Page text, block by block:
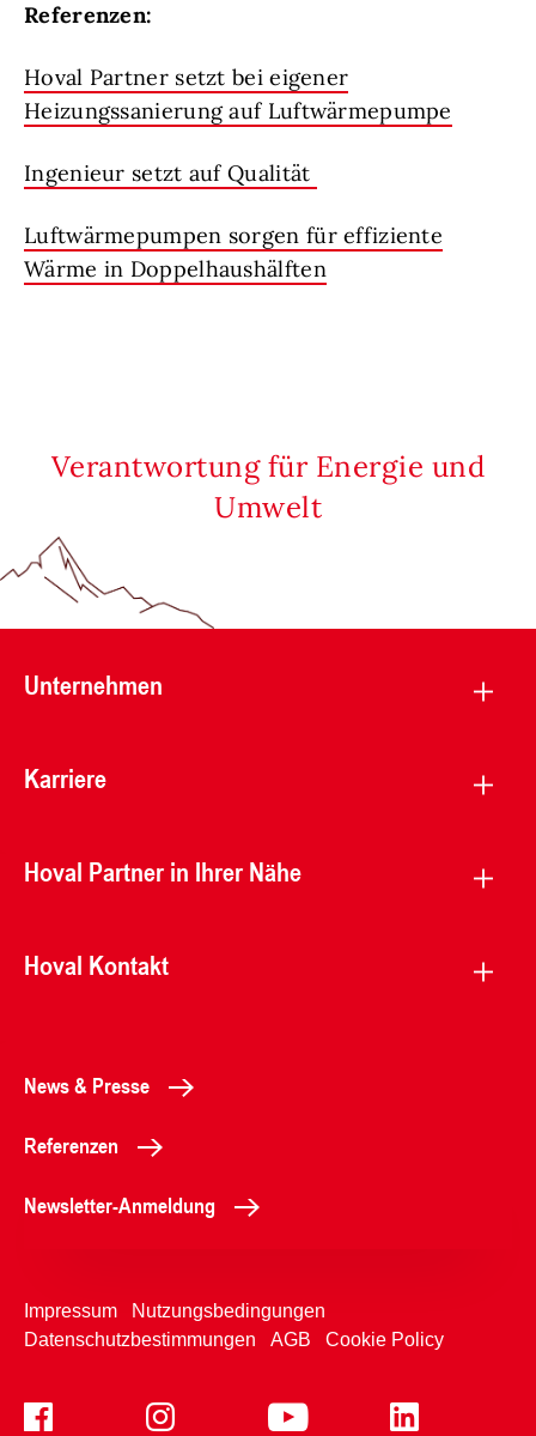
Referenzen:
Hoval Partner setzt bei eigener
Heizungssanierung auf Luftwärmepumpe
Ingenieur setzt auf Qualität
Luftwärmepumpen sorgen für effiziente
Wärme in Doppelhaushälften
Verantwortung für Energie und
Umwelt
Unternehmen
Karriere
Hoval Partner in Ihrer Nähe
Hoval Kontakt
News & Presse
Referenzen
Newsletter-Anmeldung
Impressum
Nutzungsbedingungen
Datenschutzbestimmungen
AGB Cookie Policy